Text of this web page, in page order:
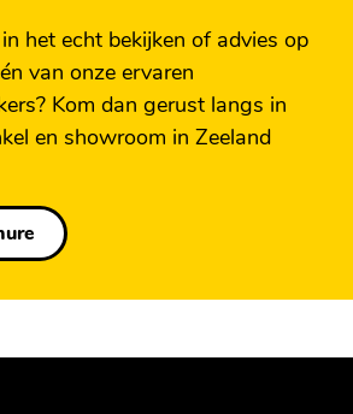
het echt bekijken of advies op
van onze ervaren
Kom dan gerust langs in
en showroom in Zeeland